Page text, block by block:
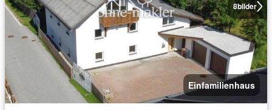
8bilder
Einfamilienhaus